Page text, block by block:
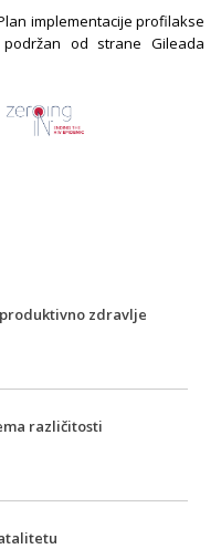
implementacije profilakse
od strane Gileada
zdravlje
različitosti